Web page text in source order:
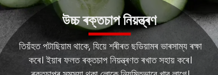
তিয়ঁহত পটাছিয়াম থাকে, যিয়ে শৰীৰত ছডিয়ামৰ ভাৰসাম্য ৰক্ষা
কৰে। ইয়াৰ ফলত ৰক্তচাপ নিয়ন্ত্ৰণত ৰখাত সহায় কৰে।
উচ্চ ৰক্তচাপ নিয়ন্ত্ৰণ